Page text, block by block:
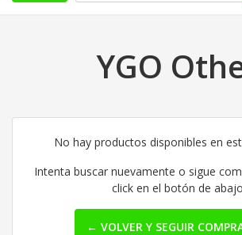
YGO
No hay productos disponibles en
Intenta buscar nuevamente o sigue
click en el botón de abajo
← VOLVER Y SEGUIR